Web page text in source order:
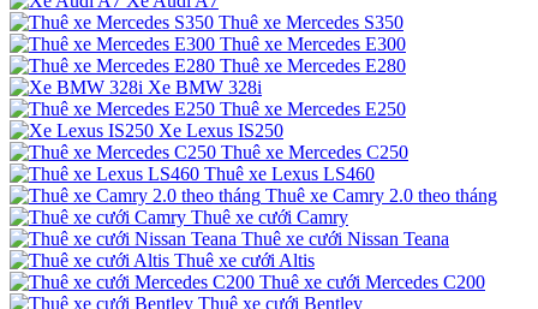
Thuê xe Mercedes S350
Thuê xe Mercedes E300
Thuê xe Mercedes E280
Xe BMW 328i
Thuê xe Mercedes E250
Xe Lexus IS250
Thuê xe Mercedes C250
Thuê xe Lexus LS460
Thuê xe Camry 2.0 theo tháng
Thuê xe cưới Camry
Thuê xe cưới Nissan Teana
Thuê xe cưới Altis
Thuê xe cưới Mercedes C200
Thuê xe cưới Bentley